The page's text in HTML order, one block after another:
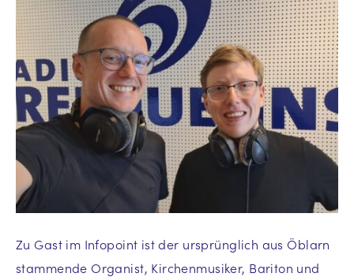
Zu Gast im Infopoint ist der ursprünglich aus Öblarn
stammende Organist, Kirchenmusiker, Bariton und